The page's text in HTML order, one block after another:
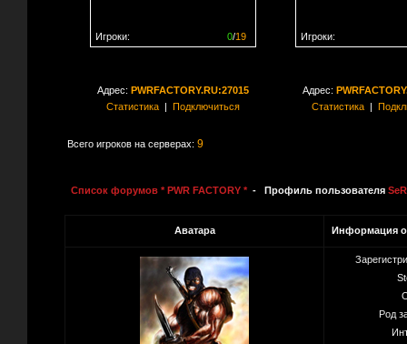
0/19
Игроки:
Игроки:
Адрес: PWRFACTORY.RU:27015
Статистика| Подключиться
Адрес:
Статистика|
Всего игроков на серверах: 9
Список форумов * PWR FACTORY * - Профиль пользователя
Аватара Информация о
Род